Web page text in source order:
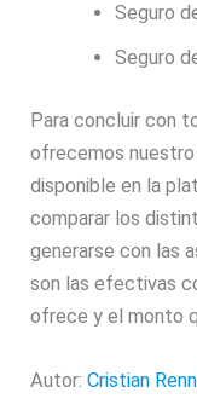
Seguro
Seguro
Para concluir con
ofrecemos
disponible en la
comparar los
generarse con las
son las efectivas
ofrece y el monto
Autor:Cristian